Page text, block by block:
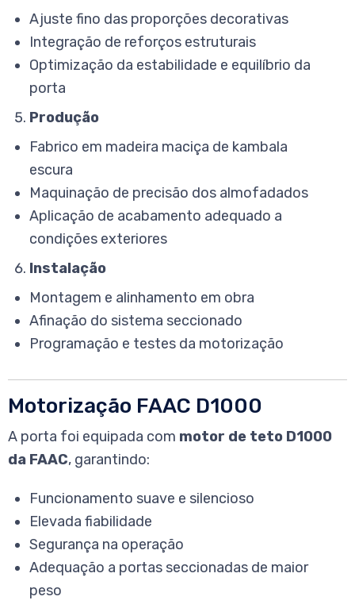
Ajuste fino das proporções decorativas
Integração de reforços estruturais
Optimização da estabilidade e equilíbrio da
porta
Produção
Fabrico em madeira maciça de kambala
escura
Maquinação de precisão dos almofadados
Aplicação de acabamento adequado a
condições exteriores
Instalação
Montagem e alinhamento em obra
Afinação do sistema seccionado
Programação e testes da motorização
Motorização FAAC D1000
A porta foi equipada com motor de teto D1000
da FAAC, garantindo:
Funcionamento suave e silencioso
Elevada fiabilidade
Segurança na operação
Adequação a portas seccionadas de maior
peso